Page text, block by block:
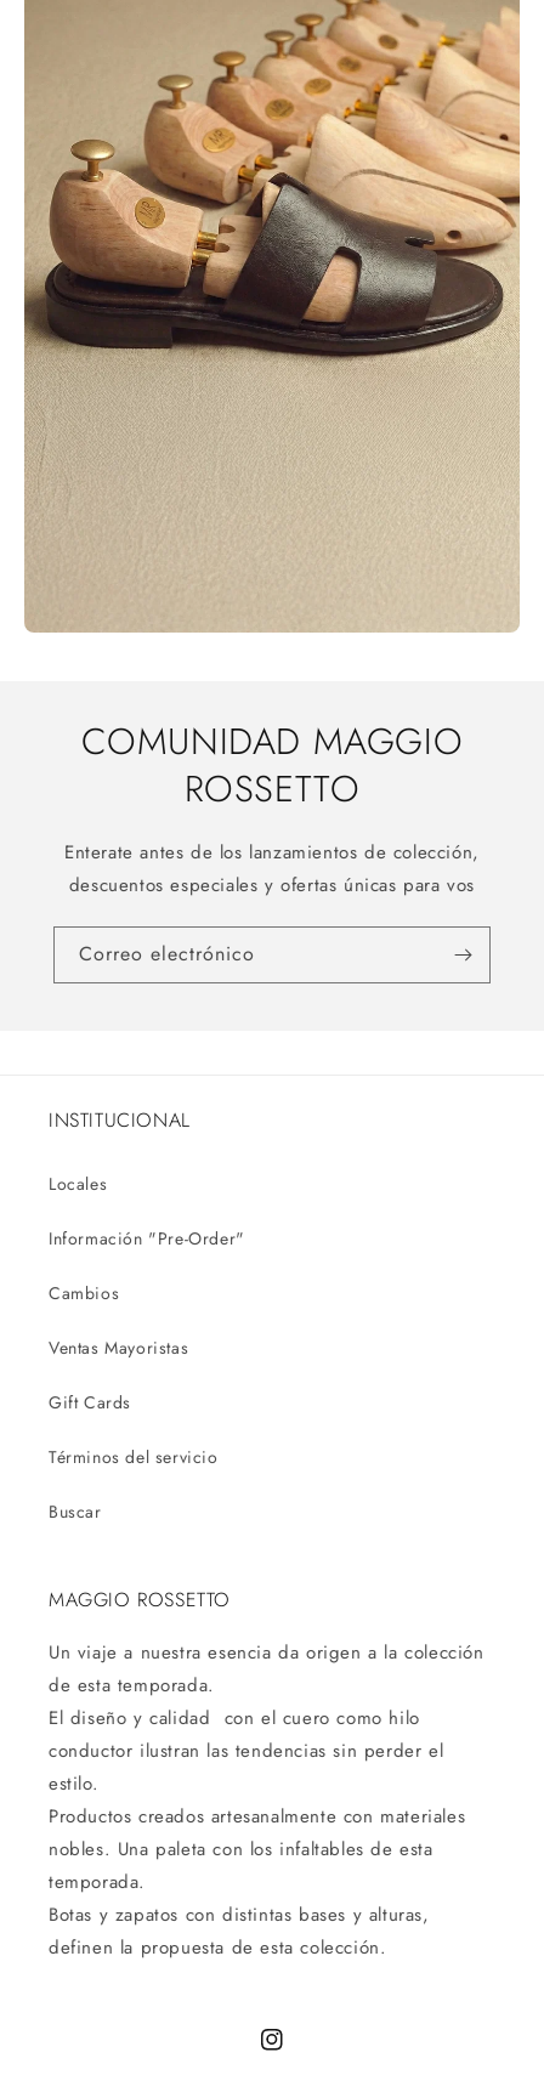
COMUNIDAD MAGGIO
ROSSETTO
Enterate antes de los lanzamientos de colección,
descuentos especiales y ofertas únicas para vos
Correo electrónico
INSTITUCIONAL
Locales
Información "Pre-Order"
Cambios
Ventas Mayoristas
Gift Cards
Términos del servicio
Buscar
MAGGIO ROSSETTO
Un viaje a nuestra esencia da origen a la colección
de esta temporada.
El diseño y calidad con el cuero como hilo
conductor ilustran las tendencias sin perder el
estilo.
Productos creados artesanalmente con materiales
nobles. Una paleta con los infaltables de esta
temporada.
Botas y zapatos con distintas bases y alturas,
definen la propuesta de esta colección.
Instagram